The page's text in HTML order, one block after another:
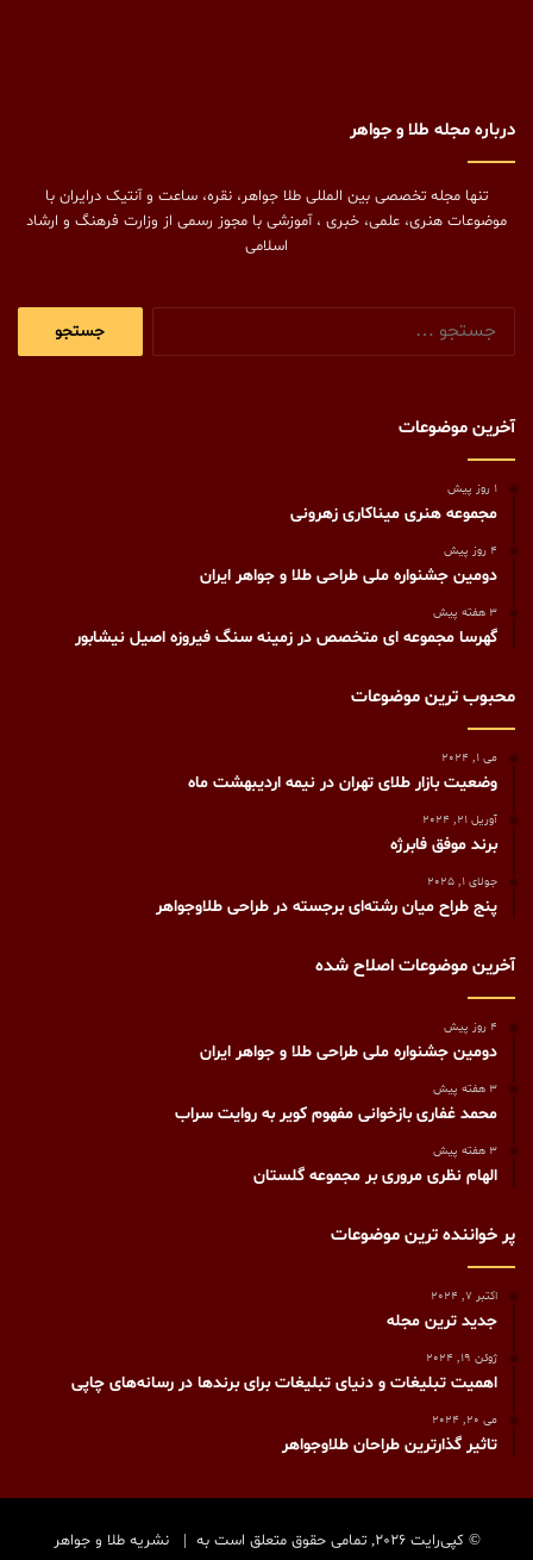
درباره مجله طلا و جواهر
تنها مجله تخصصی بین المللی طلا جواهر، نقره، ساعت و آنتیک درایران با
موضوعات هنری، علمی، خبری ، آموزشی با مجوز رسمی از وزارت فرهنگ و ارشاد
اسلامی
آخرین موضوعات
1 روز پیش
مجموعه هنری میناکاری زهرونی
4 روز پیش
دومین جشنواره ملی طراحی طلا و جواهر ایران
3 هفته پیش
گهرسا مجموعه ای متخصص در زمینه سنگ فیروزه اصیل نیشابور
محبوب ترین موضوعات
می 1, 2024
وضعیت بازار طلای تهران در نیمه اردیبهشت ماه
آوریل 21, 2024
برند موفق فابرژه
جولای 1, 2025
پنج طراح میان‌ رشته‌ای برجسته در طراحی طلاوجواهر
آخرین موضوعات اصلاح شده
4 روز پیش
دومین جشنواره ملی طراحی طلا و جواهر ایران
3 هفته پیش
محمد غفاری بازخوانی مفهوم کویر به روایت سراب
3 هفته پیش
الهام نظری مروری بر مجموعه گلستان
پر خواننده ترین موضوعات
اکتبر 7, 2024
جدید ترین مجله
ژوئن 19, 2024
اهمیت تبلیغات و دنیای تبلیغات برای برندها در رسانه‌های چاپی
می 20, 2024
تاثیر گذارترین طراحان طلاوجواهر
© کپی‌رایت 2026, تمامی حقوق متعلق است به | نشریه طلا و جواهر